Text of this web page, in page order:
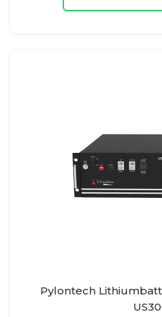
Pylontech